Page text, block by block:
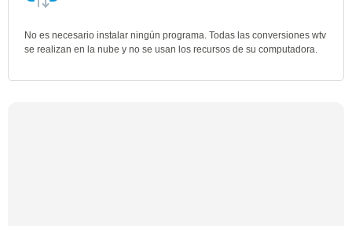
No es necesario instalar ningún programa. Todas las conversiones wtv
se realizan en la nube y no se usan los recursos de su computadora.